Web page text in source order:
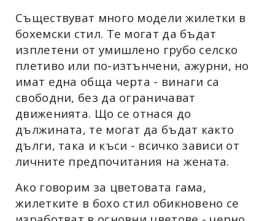
Съществуват много модели жилетки в
бохемски стил. Те могат да бъдат
изплетени от умишлено грубо селско
плетиво или по-изтънчени, ажурни, но
имат една обща черта - винаги са
свободни, без да ограничават
движенията. Що се отнася до
дължината, те могат да бъдат както
дълги, така и къси - всичко зависи от
личните предпочитания на жената.
Ако говорим за цветовата гама,
жилетките в бохо стил обикновено се